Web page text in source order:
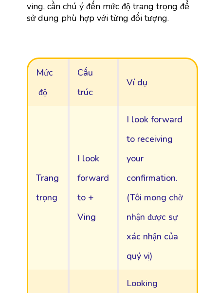
ving, cần chú ý đến mức độ trang trọng để
sử dụng phù hợp với từng đối tượng.
Mức
độ
Cấu
trúc
Ví dụ
Trang
trọng
I look
forward
to +
Ving
I look forward
to receiving
your
confirmation.
(Tôi mong chờ
nhận được sự
xác nhận của
quý vị)
Looking